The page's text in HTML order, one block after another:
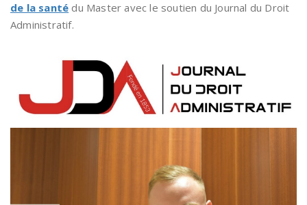
de la santé du Master avec le soutien du Journal du Droit
Administratif.